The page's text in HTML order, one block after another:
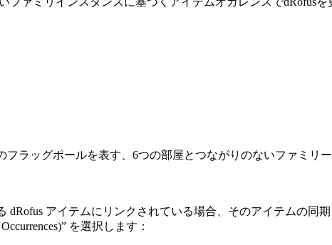
ラッグポールを表す、6つの部屋とつながりのないファミリ
アイテムにリンクされている場合、そのアイテムの同期
を選択します：